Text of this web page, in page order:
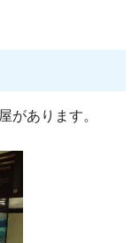
があります。